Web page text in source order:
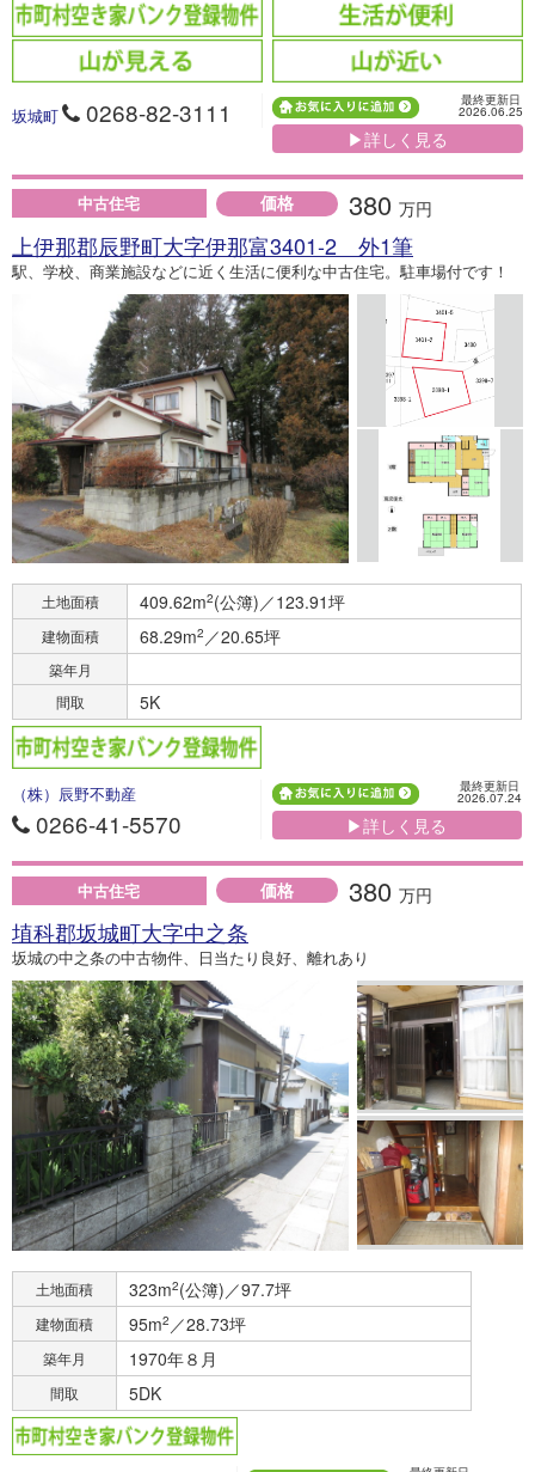
坂城町 0268-82-3111 最終更新日
2026.06.25
▶詳しく見る
中古住宅 価格 380 万円
上伊那郡辰野町大字伊那富3401-2 外1筆
駅、学校、商業施設などに近く生活に便利な中古住宅。駐車場付です！
土地面積 409.62m2(公簿)／123.91坪
建物面積 68.29m2 ／20.65坪
築年月
間取
5K
（株）辰野不動産
0266-41-5570
最終更新日
2026.07.24
▶詳しく見る
中古住宅 価格 380 万円
埴科郡坂城町大字中之条
坂城の中之条の中古物件、日当たり良好、離れあり
土地面積 323m2(公簿)／97.7坪
建物面積 95m2 ／28.73坪
築年月 1970年８月
間取 5DK